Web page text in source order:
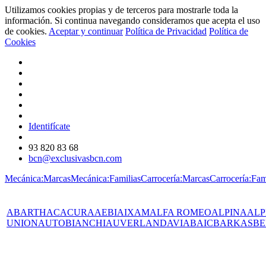
Utilizamos cookies propias y de terceros para mostrarle toda la
información. Si continua navegando consideramos que acepta el uso
de cookies. Aceptar y continuar Política de Privacidad Política de
Cookies
Identifícate
93 820 83 68
bcn@exclusivasbcn.com
Mecánica:MarcasMecánica:FamiliasCarrocería:Marcas
ABARTHACACURAAEBIAIXAMALFA ROMEOALPINA
UNIONAUTOBIANCHIAUVERLANDAVIABAICBARKAS